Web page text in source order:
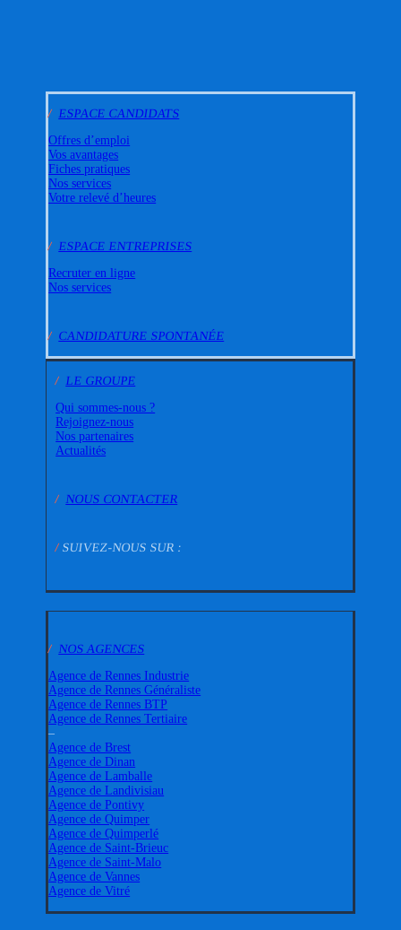
/ ESPACE CANDIDATS
Offres d’emploi
Vos avantages
Fiches pratiques
Nos services
Votre relevé d’heures
/ ESPACE ENTREPRISES
Recruter en ligne
Nos services
/ CANDIDATURE SPONTANÉE
/ LE GROUPE
Qui sommes-nous ?
Rejoignez-nous
Nos partenaires
Actualités
/NOUS CONTACTER
/SUIVEZ-NOUS SUR :
/ NOS AGENCES
Agence de Rennes Industrie
Agence de Rennes Généraliste
Agence de Rennes BTP
Agence de Rennes Tertiaire
–
Agence de Brest
Agence de Dinan
Agence de Lamballe
Agence de Landivisiau
Agence de Pontivy
Agence de Quimper
Agence de Quimperlé
Agence de Saint-Brieuc
Agence de Saint-Malo
Agence de Vannes
Agence de Vitré